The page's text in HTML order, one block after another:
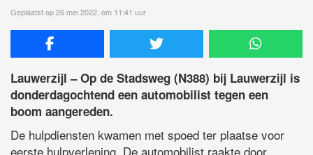
Geplaatst op 26 mei 2022, om 11:41 uur
Lauwerzijl – Op de Stadsweg (N388) bij Lauwerzijl is
donderdagochtend een automobilist tegen een
boom aangereden.
De hulpdiensten kwamen met spoed ter plaatse voor
eerste hulpverlening. De automobilist raakte door